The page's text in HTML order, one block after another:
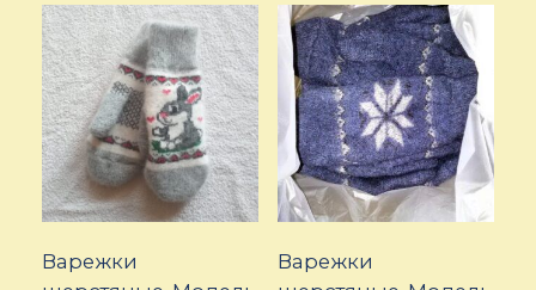
Варежки
Варежки